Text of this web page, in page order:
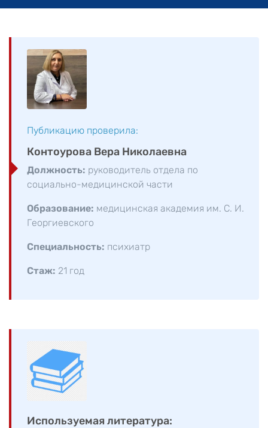
Публикацию проверила:
Контоурова Вера Николаевна
Должность: руководитель отдела по
социально-медицинской части
Образование: медицинская академия им. С. И.
Георгиевского
Специальность: психиатр
Стаж: 21 год
Используемая литература: